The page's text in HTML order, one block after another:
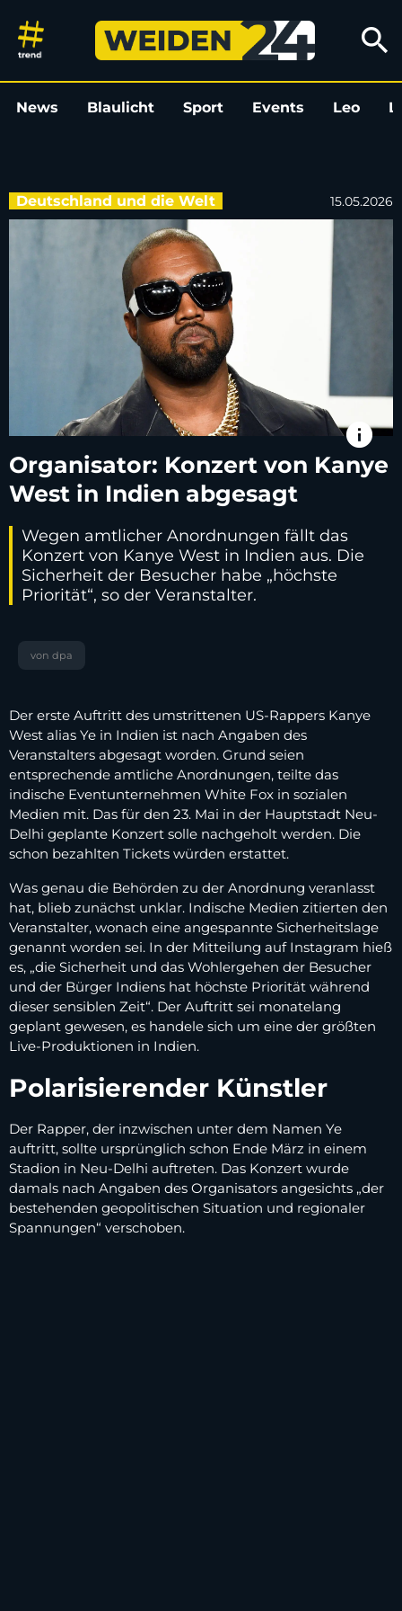
Organisator: Konzert von
search
News Blaulicht Sport Events Leo
Deutschland und die Welt 15.05.2026
info
Organisator: Konzert von Kanye
West in Indien abgesagt
Wegen amtlicher Anordnungen fällt das
Konzert von Kanye West in Indien aus. Die
Sicherheit der Besucher habe „höchste
Priorität“, so der Veranstalter.
von dpa
Der erste Auftritt des umstrittenen US-Rappers Kanye
West alias Ye in Indien ist nach Angaben des
Veranstalters abgesagt worden. Grund seien
entsprechende amtliche Anordnungen, teilte das
indische Eventunternehmen White Fox in sozialen
Medien mit. Das für den 23. Mai in der Hauptstadt Neu-
Delhi geplante Konzert solle nachgeholt werden. Die
schon bezahlten Tickets würden erstattet.
Was genau die Behörden zu der Anordnung veranlasst
hat, blieb zunächst unklar. Indische Medien zitierten den
Veranstalter, wonach eine angespannte Sicherheitslage
genannt worden sei. In der Mitteilung auf Instagram hieß
es, „die Sicherheit und das Wohlergehen der Besucher
und der Bürger Indiens hat höchste Priorität während
dieser sensiblen Zeit“. Der Auftritt sei monatelang
geplant gewesen, es handele sich um eine der größten
Live-Produktionen in Indien.
Polarisierender Künstler
Der Rapper, der inzwischen unter dem Namen Ye
auftritt, sollte ursprünglich schon Ende März in einem
Stadion in Neu-Delhi auftreten. Das Konzert wurde
damals nach Angaben des Organisators angesichts „der
bestehenden geopolitischen Situation und regionaler
Spannungen“ verschoben.